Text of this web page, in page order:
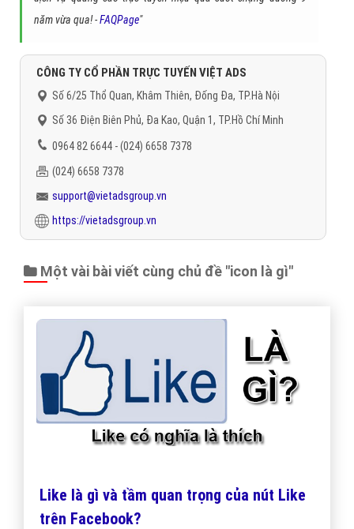
năm vừa qua! -FAQPage"
CÔNG TY CỔ PHẦN TRỰC TUYẾN VIỆT ADS
Số 6/25 Thổ Quan, Khâm Thiên, Đống Đa, TP.Hà Nội
Số 36 Điện Biên Phủ, Đa Kao, Quận 1, TP.Hồ Chí Minh
0964 82 6644 - (024) 6658 7378
(024) 6658 7378
support@vietadsgroup.vn
https://vietadsgroup.vn
Một vài bài viết cùng chủ đề "icon là gì"
Like là gì và tầm quan trọng của nút Like
trên Facebook?